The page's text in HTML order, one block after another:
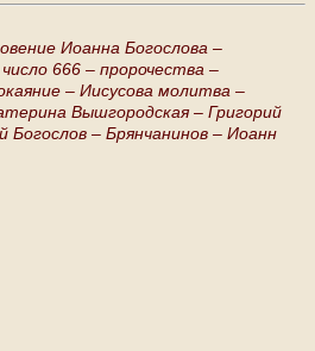
Иоанна Богослова –
число 666 – пророчества –
– Иисусова молитва –
Вышгородская – Григорий
Богослов – Брянчанинов – Иоанн